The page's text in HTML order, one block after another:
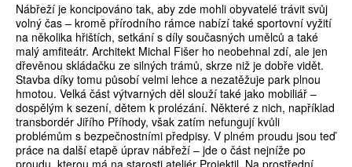
Nábřeží je koncipováno tak, aby zde mohli obyvatelé trávit svůj
volný čas – kromě přírodního rámce nabízí také sportovní vyžití
na několika hřištích, setkání s díly současných umělců a také
malý amfiteátr. Architekt Michal Fišer ho neobehnal zdí, ale jen
dřevěnou skládačku ze silných trámů, skrze niž je dobře vidět.
Stavba díky tomu působí velmi lehce a nezatěžuje park plnou
hmotou. Velká část výtvarných děl slouží také jako mobiliář –
dospělým k sezení, dětem k prolézání. Některé z nich, například
transbordér Jiřího Příhody, však zatím nefungují kvůli
problémům s bezpečnostními předpisy. V plném proudu jsou teď
práce na další etapě úprav nábřeží – jde o část nejníže po